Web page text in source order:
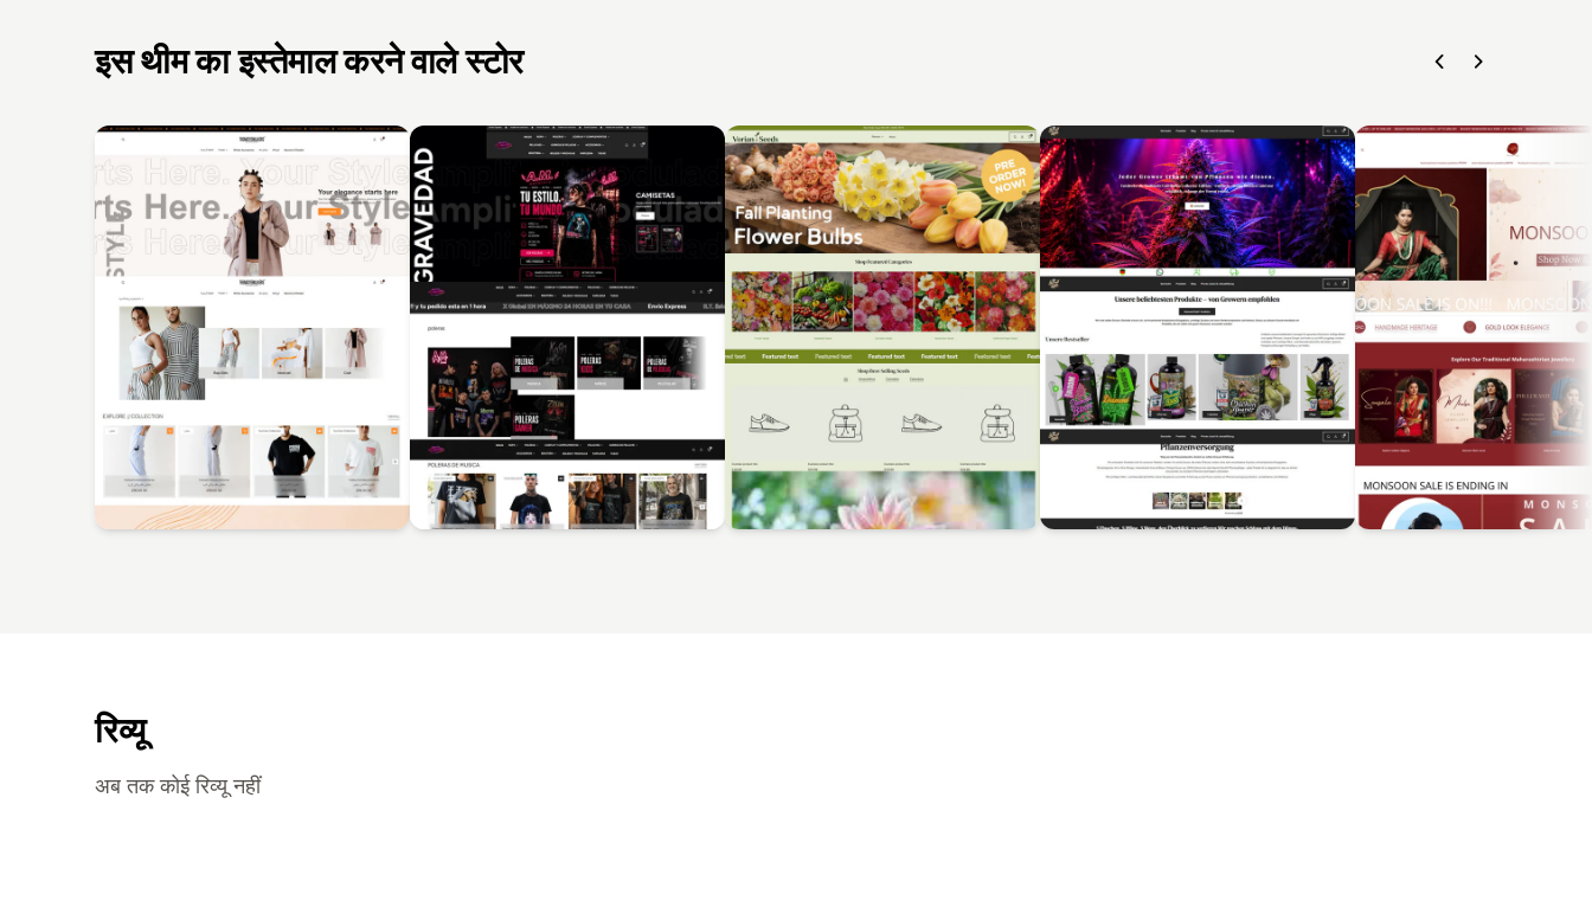
इस थीम का इस्तेमाल करने वाले स्टोर
रिव्यू
अब तक कोई रिव्यू नहीं